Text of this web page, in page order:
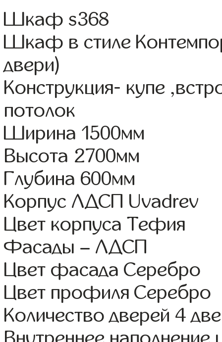
Шкаф s368
Шкаф в стиле
двери)
Конструкция- купе
потолок
Ширина 1500мм
Высота 2700мм
Глубина 600мм
Корпус ЛДСП Uvadrev
Цвет корпуса Тефия
Фасады – ЛДСП
Цвет фасада Серебро
Цвет профиля Серебро
Количество дверей 4